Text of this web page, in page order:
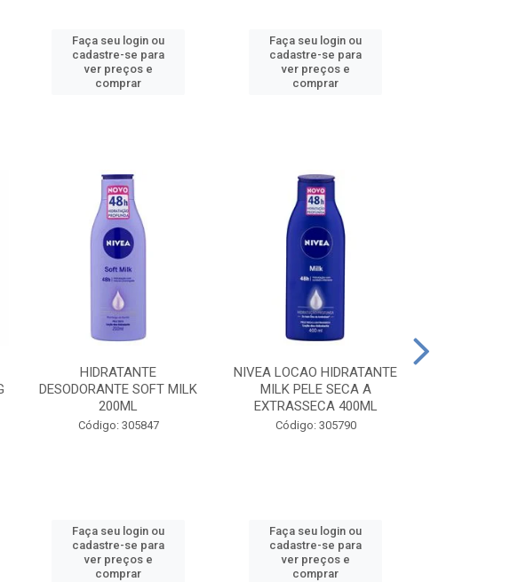
Faça seu login ou
cadastre-se para
ver preços e
comprar
Faça seu login ou
cadastre-se para
ver preços e
comprar
HIDRATANTE
DESODORANTE SOFT MILK
200ML
Código: 305847
Faça seu login ou
cadastre-se para
ver preços e
comprar
NIVEA LOCAO HIDRATANTE
MILK PELE SECA A
EXTRASSECA 400ML
Código: 305790
Faça seu login ou
cadastre-se para
ver preços e
comprar